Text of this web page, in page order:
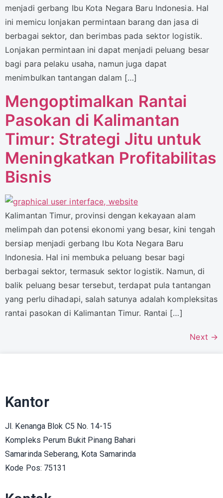
menjadi gerbang Ibu Kota Negara Baru Indonesia. Hal
ini memicu lonjakan permintaan barang dan jasa di
berbagai sektor, dan berimbas pada sektor logistik.
Lonjakan permintaan ini dapat menjadi peluang besar
bagi para pelaku usaha, namun juga dapat
menimbulkan tantangan dalam […]
Mengoptimalkan Rantai
Pasokan di Kalimantan
Timur: Strategi Jitu untuk
Meningkatkan Profitabilitas
Bisnis
Kalimantan Timur, provinsi dengan kekayaan alam
melimpah dan potensi ekonomi yang besar, kini tengah
bersiap menjadi gerbang Ibu Kota Negara Baru
Indonesia. Hal ini membuka peluang besar bagi
berbagai sektor, termasuk sektor logistik. Namun, di
balik peluang besar tersebut, terdapat pula tantangan
yang perlu dihadapi, salah satunya adalah kompleksitas
rantai pasokan di Kalimantan Timur. Rantai […]
Next →
Kantor
Jl. Kenanga Blok C5 No. 14-15
Kompleks Perum Bukit Pinang Bahari
Samarinda Seberang, Kota Samarinda
Kode Pos: 75131